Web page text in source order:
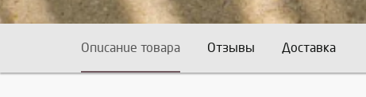
Описание товара Отзывы Доставка